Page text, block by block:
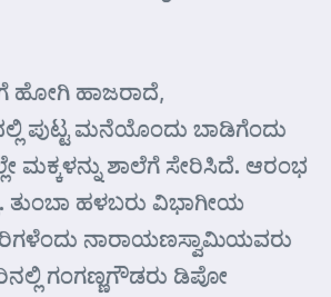
ಹೋಗಿ ಹಾಜರಾದೆ,
ಪುಟ್ಟ ಮನೆಯೊಂದು ಬಾಡಿಗೆಂದು
ಮಕ್ಕಳನ್ನು ಶಾಲೆಗೆ ಸೇರಿಸಿದೆ. ಆರಂಭ
ತುಂಬಾ ಹಳಬರು ವಿಭಾಗೀಯ
ನಾರಾಯಣಸ್ವಾಮಿಯವರು
ಗಂಗಣ್ಣಗೌಡರು ಡಿಪೋ